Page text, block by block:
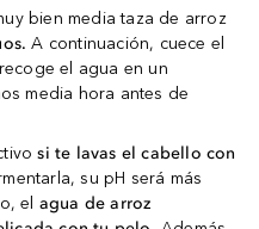
bien media taza de arroz
A continuación, cuece el
el agua en un
media hora antes de
si te lavas el cabello con
su pH será más
el agua de arroz